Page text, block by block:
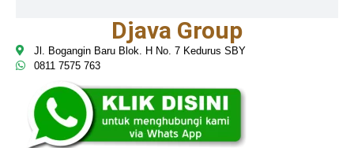
Djava Group
Jl. Bogangin Baru Blok. H No. 7 Kedurus SBY
0811 7575 763